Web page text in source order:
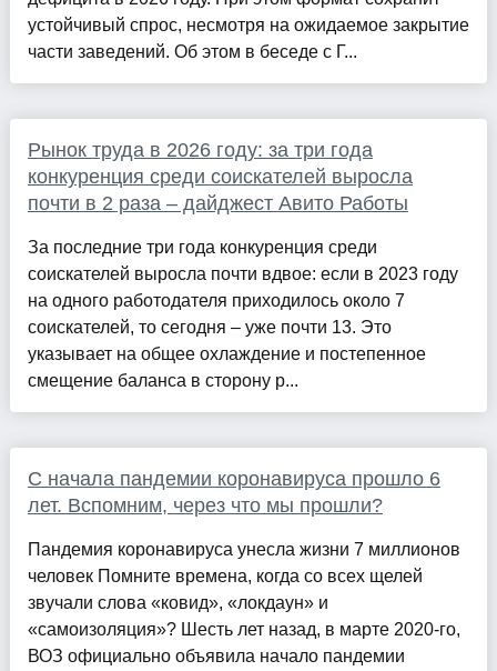
устойчивый спрос, несмотря на ожидаемое закрытие
части заведений. Об этом в беседе с Г...
Рынок труда в 2026 году: за три года
конкуренция среди соискателей выросла
почти в 2 раза – дайджест Авито Работы
За последние три года конкуренция среди
соискателей выросла почти вдвое: если в 2023 году
на одного работодателя приходилось около 7
соискателей, то сегодня – уже почти 13. Это
указывает на общее охлаждение и постепенное
смещение баланса в сторону р...
С начала пандемии коронавируса прошло 6
лет. Вспомним, через что мы прошли?
Пандемия коронавируса унесла жизни 7 миллионов
человек Помните времена, когда со всех щелей
звучали слова «ковид», «локдаун» и
«самоизоляция»? Шесть лет назад, в марте 2020-го,
ВОЗ официально объявила начало пандемии